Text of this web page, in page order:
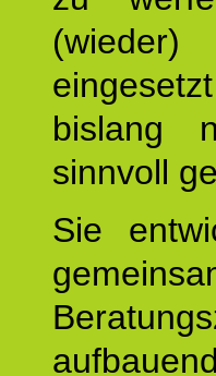
bislang
sinnvoll
Sie